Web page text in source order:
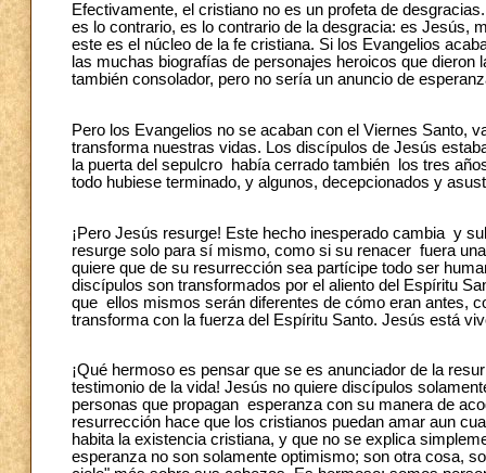
Efectivamente, el cristiano no es un profeta de
es lo contrario, es lo contrario de la desgracia: es Jesús,
este es el núcleo de la fe cristiana. Si los Evangelios
las muchas biografías de personajes heroicos que
también consolador, pero no sería un anuncio de
Pero los Evangelios no se acaban con el Viernes Santo,
transforma nuestras vidas. Los discípulos de Jesús
la puerta del sepulcro había cerrado también los tres
todo hubiese terminado, y algunos, decepcionados y
¡Pero Jesús resurge! Este hecho inesperado cambia y
resurge solo para sí mismo, como si su renacer fuera
quiere que de su resurrección sea partícipe todo ser
discípulos son transformados por el aliento del Espíritu
que ellos mismos serán diferentes de cómo eran antes,
transforma con la fuerza del Espíritu Santo. Jesús está
¡Qué hermoso es pensar que se es anunciador de la
testimonio de la vida! Jesús no quiere discípulos
personas que propagan esperanza con su manera de
resurrección hace que los cristianos puedan amar aun
habita la existencia cristiana, y que no se explica
esperanza no son solamente optimismo; son otra cosa,